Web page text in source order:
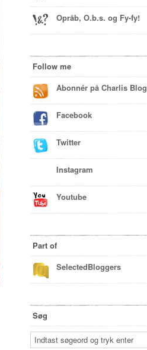
Opråb, O.b.s. og Fy-fy!
Follow me
Abonnér på Charlis Blog
Facebook
Twitter
Instagram
Youtube
Part of
SelectedBloggers
Søg